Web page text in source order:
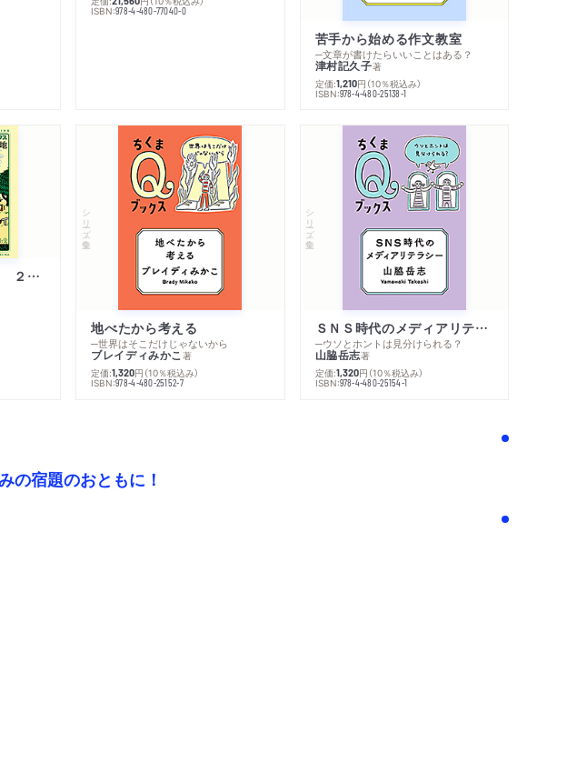
ISBN:978-4-480-77040-0
苦手から始める作文教室
─文章が書けたらいいことはある？
津村記久子著
定価:1,210円 （10％税込み）
ISBN:978-4-480-25138-1
ムーミン・コミックス ２ あこがれの遠い土地
シリーズ・全集
地べたから考える
─世界はそこだけじゃないから
ブレイディみかこ著
定価:1,320円 （10％税込み）
ISBN:978-4-480-25152-7
シリーズ・全集
ＳＮＳ時代のメディアリテラシー
─ウソとホントは見分けられる？
山脇岳志著
定価:1,320円 （10％税込み）
ISBN:978-4-480-25154-1
の宿題のおともに！